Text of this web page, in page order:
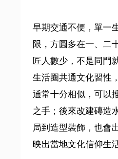
早期交通不便，單一
限，方圓多在一、二
匠人數少，不是同門
生活圈共通文化習性
通常十分相似，可以
之手；後來改建磚造
局到造型裝飾，也會
映出當地文化信仰生